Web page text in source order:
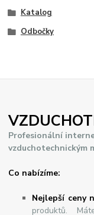
Katalog
Odbočky
Profesionální
vzduchotechnickým
Co nabízíme:
Nejlepší ceny
produktů.